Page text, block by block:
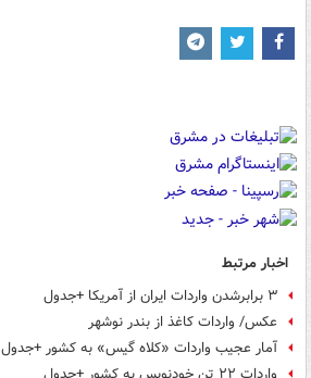
اخبار مرتبط
۳ برابرشدن واردات ایران از آمریکا +جدول
عکس/ واردات کاغذ از بندر نوشهر
آمار عجیب واردات «کلاه گیس» به کشور +جدول